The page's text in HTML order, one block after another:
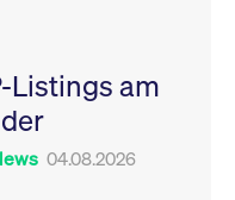
Listings am
04.08.2026